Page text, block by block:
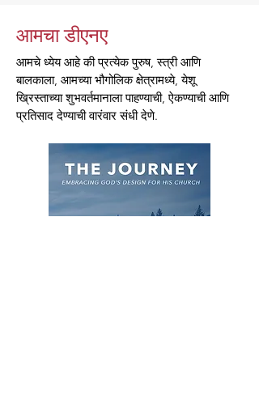
आमचा डीएनए
आमचे ध्येय आहे की प्रत्येक पुरुष, स्त्री आणि
बालकाला, आमच्या भौगोलिक क्षेत्रामध्ये, येशू
ख्रिस्ताच्या शुभवर्तमानाला पाहण्याची, ऐकण्याची आणि
प्रतिसाद देण्याची वारंवार संधी देणे.